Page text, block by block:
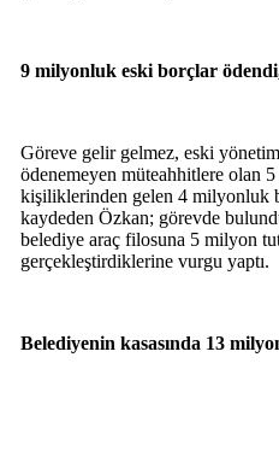
9 milyonluk eski borçlar
Göreve gelir gelmez, eski
ödenemeyen müteahhitlere olan
kişiliklerinden gelen 4 milyonluk
kaydeden Özkan; görevde
belediye araç filosuna 5 milyon
gerçekleştirdiklerine vurgu yaptı.
Belediyenin kasasında 13